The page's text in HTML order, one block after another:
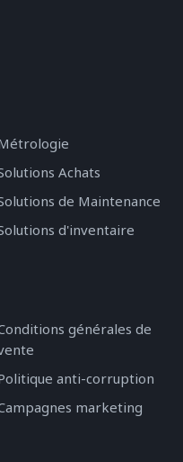
Achats
de Maintenance
d'inventaire
générales de
anti-corruption
marketing